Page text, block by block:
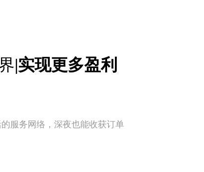
|实现更多盈利
服务网络，深夜也能收获订单